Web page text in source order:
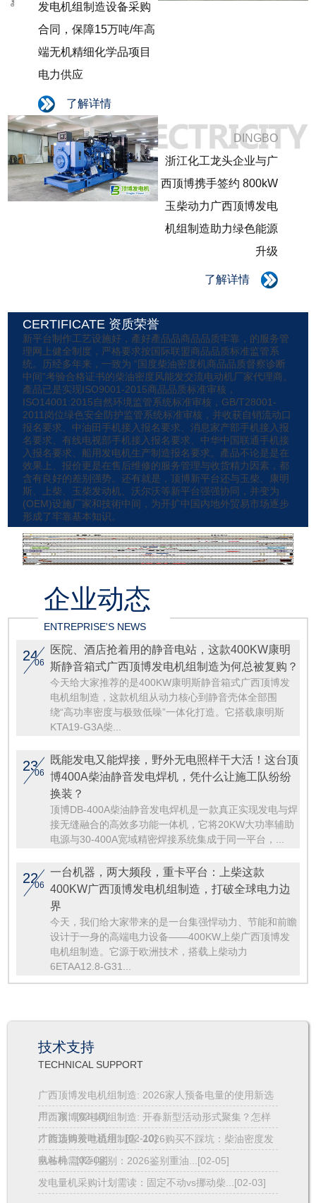
发电机组制造设备采购
合同，保障15万吨/年高
端无机精细化学品项目
电力供应
了解详情
DINGBO
浙江化工龙头企业与广
西顶博携手签约 800kW
玉柴动力广西顶博发电
机组制造助力绿色能源
升级
了解详情
CERTIFICATE 资质荣誉
新平台制作工艺设施好，產好產品品商品品质牢靠，的服务管
理网上健全制度，严格要求按国际联盟商品品质标准监管系
统。历经多年来，一致为 “国度柴油密度机商品品质督察诊断
中间”考验合格证书的柴油密度风能发交流电动机厂家代理商。
產品已是实现ISO9001-2015商品品质标准审核，
ISO14001:2015自然环境监管系统标准审核，GB/T28001-
2011岗位绿色安全防护监管系统标准审核，并收获自销流动口
报名要求、中油田手机接入报名要求、消息家产部手机接入报
名要求、有线电视部手机接入报名要求、中华中国联通手机接
入报名要求、船用发电机生产制造报名要求。產品不论是是在
效果上、报价更是在售后维修的服务管理与收货精力因素，都
含有良好的差别强势。还有就是，顶博新平台还与玉柴、康明
斯、上柴、玉柴发动机、沃尔沃等新平台强强协同，并变为
(OEM)设施厂家和技術中间，为开扩中国内地外贸易市场逐步
形成了牢靠基本知识。
企业动态
ENTREPRISE'S NEWS
2406
医院、酒店抢着用的静音电站，这款400KW康明
斯静音箱式广西顶博发电机组制造为何总被复购？
今天给大家推荐的是400KW康明斯静音箱式广西顶博发
电机组制造，这款机组从动力核心到静音壳体全部围
绕“高功率密度与极致低噪”一体化打造。它搭载康明斯
KTA19-G3A柴...
2306
既能发电又能焊接，野外无电照样干大活！这台顶
博400A柴油静音发电焊机，凭什么让施工队纷纷
换装？
顶博DB-400A柴油静音发电焊机是一款真正实现发电与焊
接无缝融合的高效多功能一体机，它将20KW大功率辅助
电源与30-400A宽域精密焊接系统集成于同一平台，...
2206
一台机器，两大频段，重卡平台：上柴这款
400KW广西顶博发电机组制造，打破全球电力边
界
今天，我们给大家带来的是一台集强悍动力、节能和前瞻
设计于一身的高端电力设备——400KW上柴广西顶博发
电机组制造。它源于欧洲技术，搭载上柴动力
6ETAA12.8-G31...
技术支持
TECHNICAL SUPPORT
广西顶博发电机组制造: 2026家人预备电量的使用新选
用：家...[02-13]
广西顶博发电机组制造: 开春新型活动形式聚集？怎样
才能选购茶叶适用...[02-10]
广西顶博发电机组制造: 2026购买不踩坑：柴油密度发
电站机...[02-09]
从各种需求到鉴别：2026鉴别重油...[02-05]
发电量机采购计划需读：固定不动vs挪动柴...[02-03]